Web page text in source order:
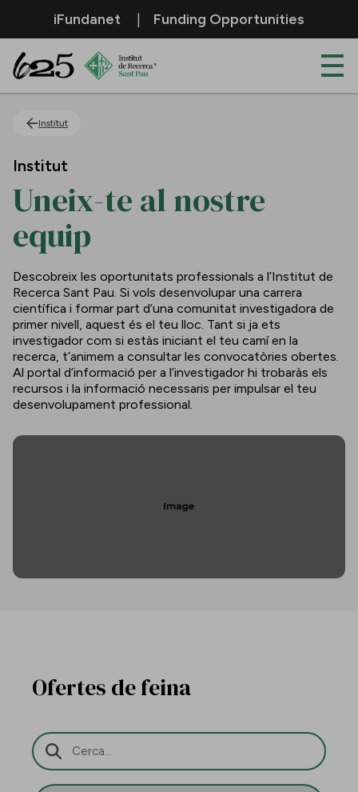
Salta al contingut principal
iFundanet Funding Opportunities
Institut
Institut
Uneix-te al nostre
equip
Descobreix les oportunitats professionals a l’Institut de
Recerca Sant Pau. Si vols desenvolupar una carrera
científica i formar part d’una comunitat investigadora de
primer nivell, aquest és el teu lloc. Tant si ja ets
investigador com si estàs iniciant el teu camí en la
recerca, t’animem a consultar les convocatòries obertes.
Al portal d’informació per a l’investigador hi trobaràs els
recursos i la informació necessaris per impulsar el teu
desenvolupament professional.
Ofertes de feina
Barra de cerca